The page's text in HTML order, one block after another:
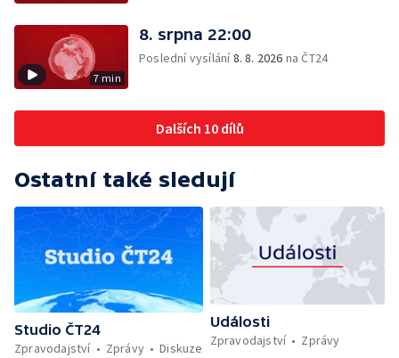
7 min
8. srpna 22:00
Poslední vysílání8. 8. 2026 na ČT24
Dalších 10 dílů
Ostatní také sledují
Studio ČT24
Zpravodajství
Zprávy Diskuze
Události
Zpravodajství
Zprávy